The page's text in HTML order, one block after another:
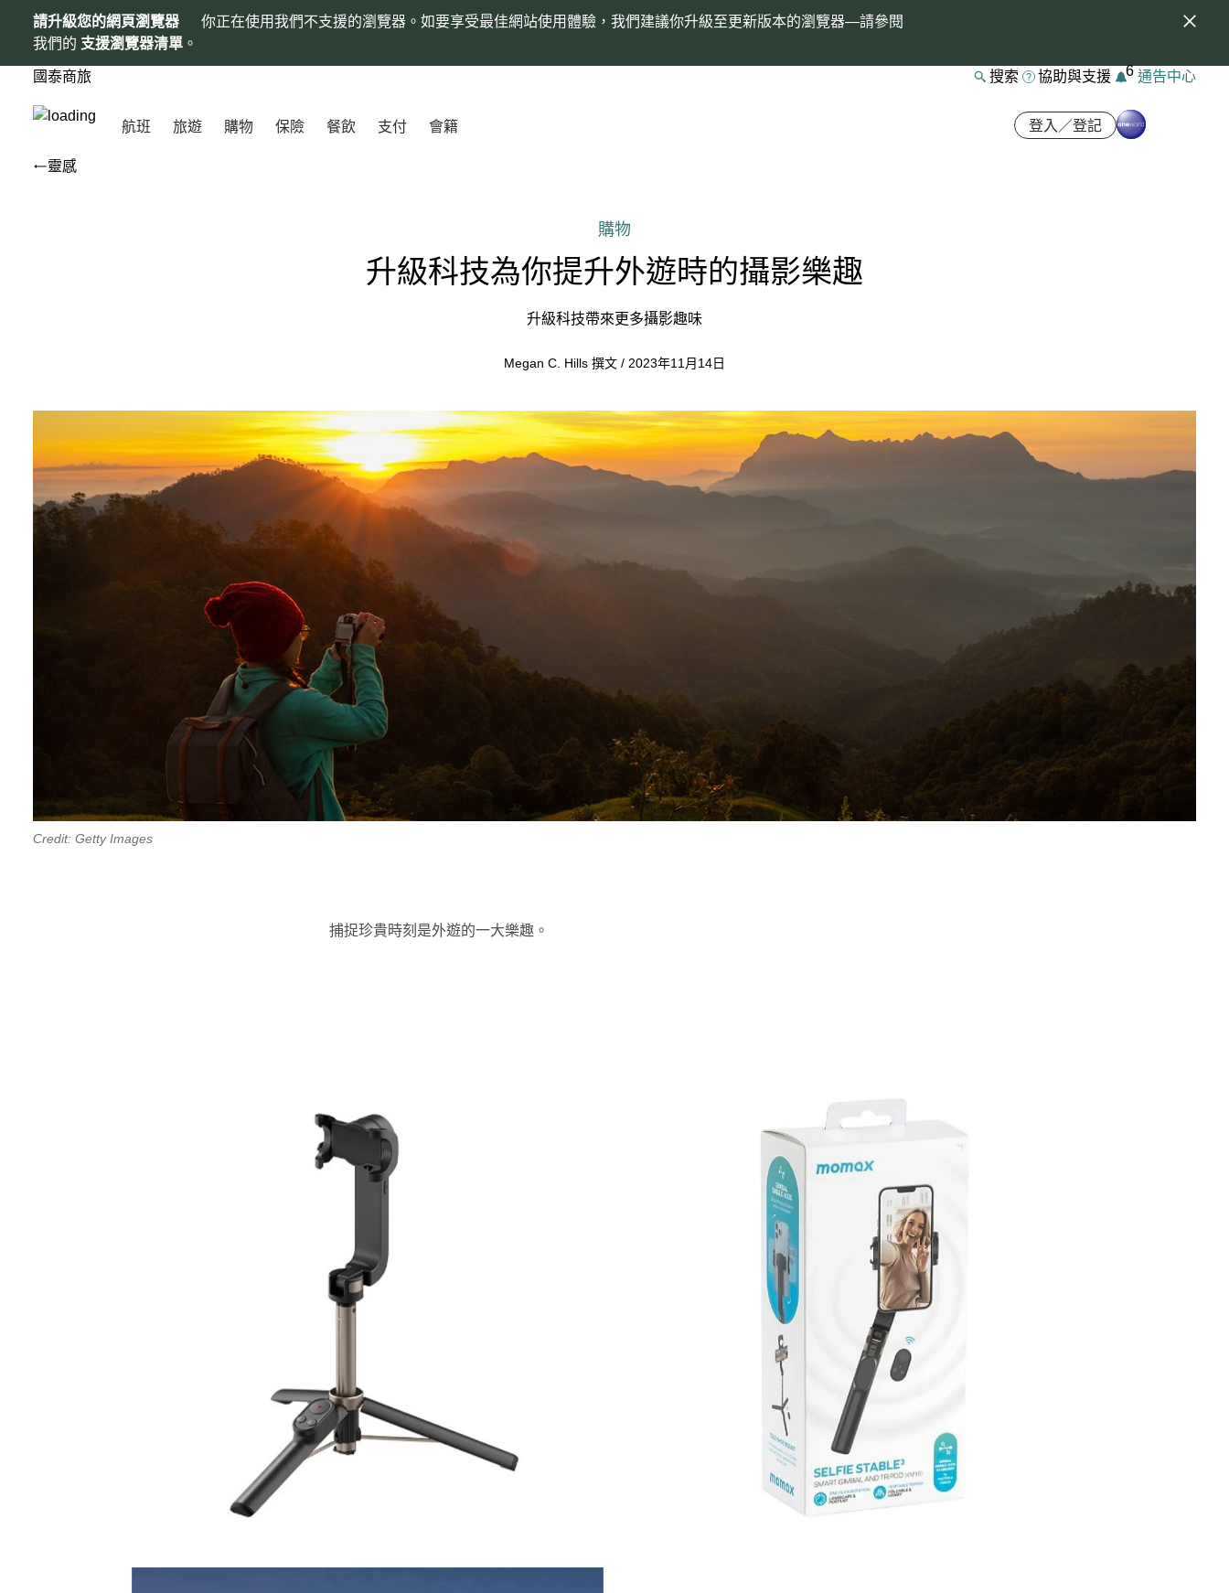
請升級您的網頁瀏覽器
你正在使用我們不支援的瀏覽器。如要享受最佳網站使用體驗，我們建議你升級至更新版本的瀏覽器—請參閱
我們的 支援瀏覽器清單 。
國泰商旅 搜索 協助與支援 6 通告中心
航班 旅遊 購物 保險 餐飲 支付 會籍 登入／登記
靈感
購物
升級科技為你提升外遊時的攝影樂趣
升級科技帶來更多攝影趣味
Megan C. Hills 撰文 / 2023年11月14日
Credit: Getty Images
捕捉珍貴時刻是外遊的一大樂趣。